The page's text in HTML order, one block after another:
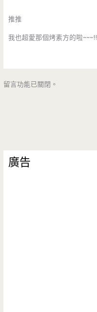
推推
我也超愛那個烤素方的啦~~~!!
留言功能已關閉。
廣告